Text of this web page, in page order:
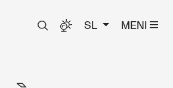
SL MENI